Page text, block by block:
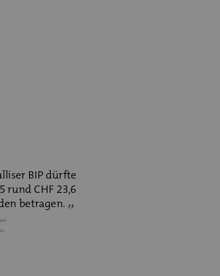
BIP dürfte
rund CHF 23,6
betragen.